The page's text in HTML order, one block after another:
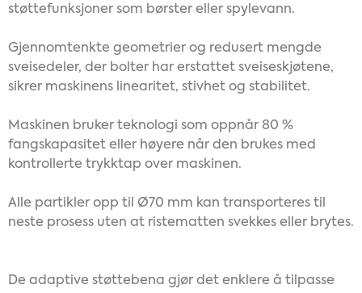
støttefunksjoner som børster eller spylevann.
Gjennomtenkte geometrier og redusert mengde
sveisedeler, der bolter har erstattet sveiseskjøtene,
sikrer maskinens linearitet, stivhet og stabilitet.
Maskinen bruker teknologi som oppnår 80 %
fangskapasitet eller høyere når den brukes med
kontrollerte trykktap over maskinen.
Alle partikler opp til Ø70 mm kan transporteres til
neste prosess uten at ristematten svekkes eller brytes.
De adaptive støttebena gjør det enklere å tilpasse